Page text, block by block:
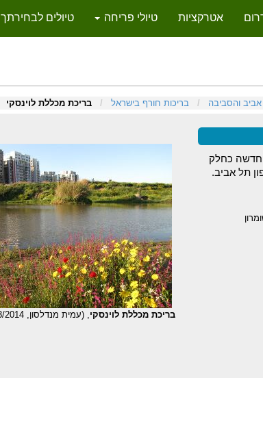
אטרקציות טיולי פריחה טיולים לבחירתך
והסביבה / בריכות חורף בישראל / בריכת מכללת לוינסקי
חדשה כחלק
תל אביב.
בריכת מכללת לוינסקי, (עמית מנדלסון, 21/3/2014)